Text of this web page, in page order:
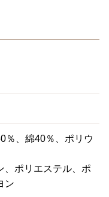
％、綿40％、ポリウ
、ポリエステル、ポ
ン